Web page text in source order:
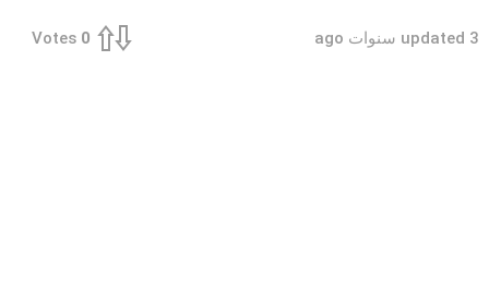
updated 3 سنوات ago 0
Votes